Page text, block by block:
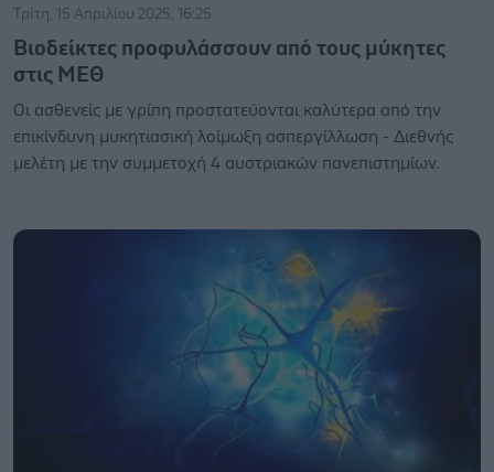
Τρίτη, 15 Απριλίου 2025, 16:25
Βιοδείκτες προφυλάσσουν από τους μύκητες
στις ΜΕΘ
Οι ασθενείς με γρίπη προστατεύονται καλύτερα από την
επικίνδυνη μυκητιασική λοίμωξη ασπεργίλλωση - Διεθνής
μελέτη με την συμμετοχή 4 αυστριακών πανεπιστημίων.